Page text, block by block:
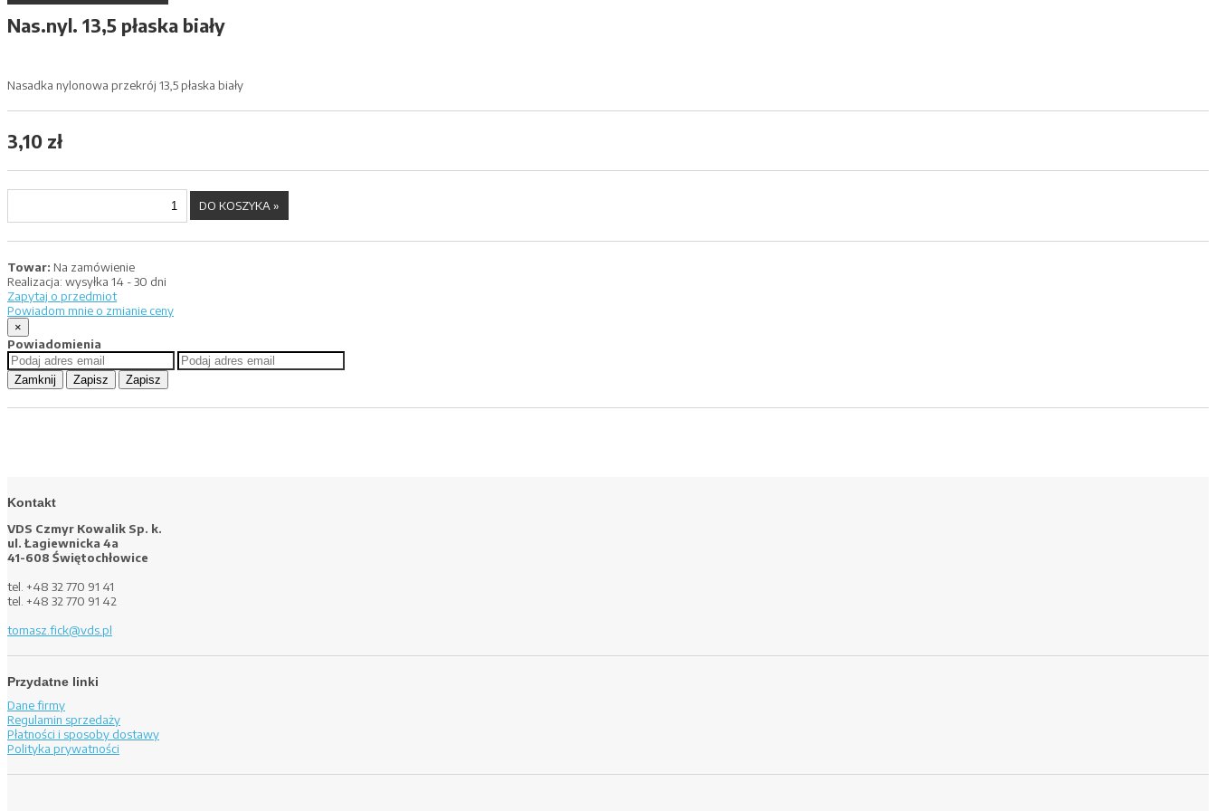
Nas.nyl. 13,5 płaska biały
Nasadka nylonowa przekrój 13,5 płaska biały
3,10 zł
Towar: Na zamówienie
Realizacja: wysyłka 14 - 30 dni
Zapytaj o przedmiot
Powiadom mnie o zmianie ceny
×
Powiadomienia
Zamknij Zapisz Zapisz
Kontakt
VDS Czmyr Kowalik Sp. k.
ul. Łagiewnicka 4a
41-608 Świętochłowice
tel. +48 32 770 91 41
tel. +48 32 770 91 42
tomasz.fick@vds.pl
Przydatne linki
Dane firmy
Regulamin sprzedaży
Płatności i sposoby dostawy
Polityka prywatności